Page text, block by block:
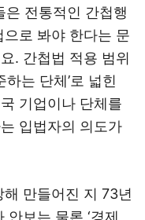
은 전통적인 간첩행
로 봐야 한다는 문
. 간첩법 적용 범위
하는 단체’로 넓힌
기업이나 단체를
입법자의 의도가
만들어진 지 73년
보는 물론 ‘경제